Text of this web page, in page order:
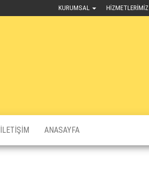
KURUMSAL HIZMETLERIMIZ
İLETIŞIM ANASAYFA